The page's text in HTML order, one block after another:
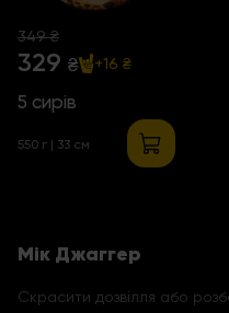
349 ₴
329 ₴ +16 ₴
5 сирів
550 г | 33 см
Мік Джаггер
Скрасити дозвілля або